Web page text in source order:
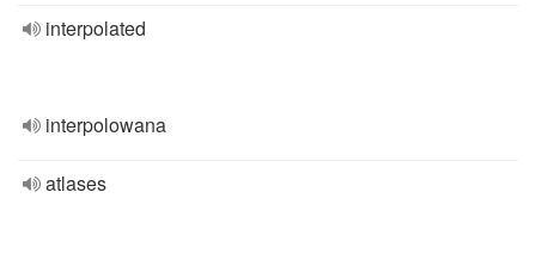
interpolated
interpolowana
atlases